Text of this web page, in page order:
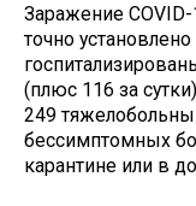
Заражение
точно
(плюс 116 за
249
бессимптомных
карантине или в